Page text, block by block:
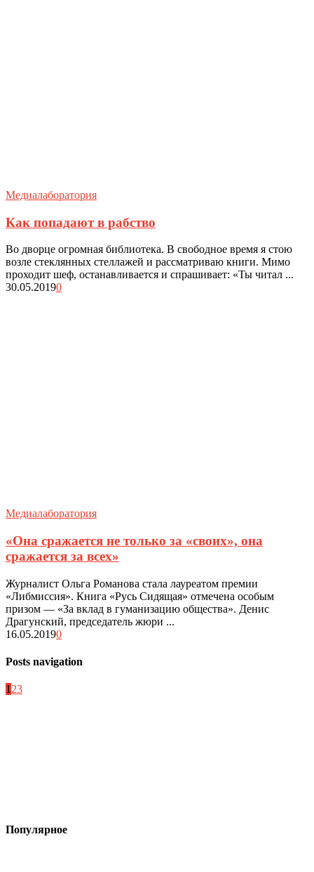
Медиалаборатория
Как попадают в рабство
Во дворце огромная библиотека. В свободное время я стою
возле стеклянных стеллажей и рассматриваю книги. Мимо
проходит шеф, останавливается и спрашивает: «Ты читал ...
30.05.20190
Медиалаборатория
«Она сражается не только за «своих», она
сражается за всех»
Журналист Ольга Романова стала лауреатом премии
«Либмиссия». Книга «Русь Сидящая» отмечена особым
призом — «За вклад в гуманизацию общества». Денис
Драгунский, председатель жюри ...
16.05.20190
Posts navigation
1 23
Популярное